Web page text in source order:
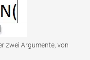
zwei Argumente, von